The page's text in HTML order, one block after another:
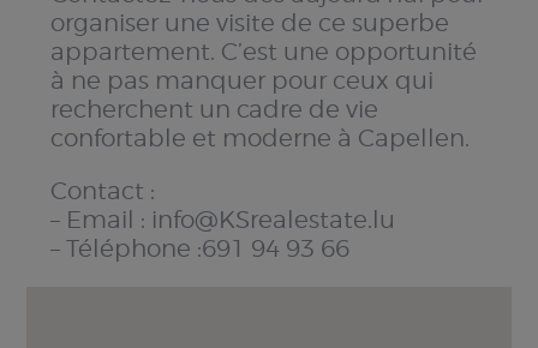
organiser une visite de ce superbe
appartement. C’est une opportunité
à ne pas manquer pour ceux qui
recherchent un cadre de vie
confortable et moderne à Capellen.
Contact :
– Email : info@KSrealestate.lu
– Téléphone :691 94 93 66